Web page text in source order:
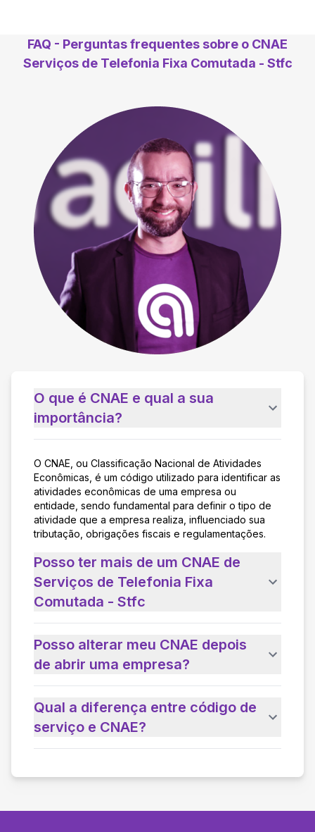
FAQ - Perguntas frequentes sobre o CNAE
Serviços de Telefonia Fixa Comutada - Stfc
O que é CNAE e qual a sua
importância?
O CNAE, ou Classificação Nacional de Atividades
Econômicas, é um código utilizado para identificar as
atividades econômicas de uma empresa ou
entidade, sendo fundamental para definir o tipo de
atividade que a empresa realiza, influenciado sua
tributação, obrigações fiscais e regulamentações.
Posso ter mais de um CNAE de
Serviços de Telefonia Fixa
Comutada - Stfc
Posso alterar meu CNAE depois
de abrir uma empresa?
Qual a diferença entre código de
serviço e CNAE?